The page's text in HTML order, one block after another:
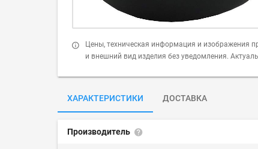
Цены, техническая информация и изображения
и внешний вид изделия без уведомления.
ХАРАКТЕРИСТИКИ ДОСТАВКА
Производитель